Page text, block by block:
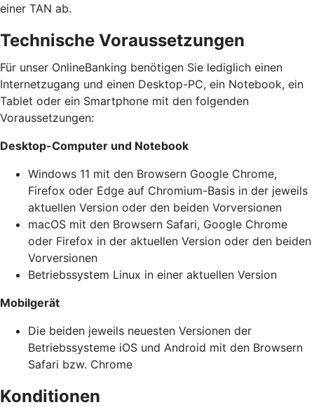
einer TAN ab.
Technische Voraussetzungen
Für unser OnlineBanking benötigen Sie lediglich einen
Internetzugang und einen Desktop-PC, ein Notebook, ein
Tablet oder ein Smartphone mit den folgenden
Voraussetzungen:
Desktop-Computer und Notebook
Windows 11 mit den Browsern Google Chrome,
Firefox oder Edge auf Chromium-Basis in der jeweils
aktuellen Version oder den beiden Vorversionen
macOS mit den Browsern Safari, Google Chrome
oder Firefox in der aktuellen Version oder den beiden
Vorversionen
Betriebssystem Linux in einer aktuellen Version
Mobilgerät
Die beiden jeweils neuesten Versionen der
Betriebssysteme iOS und Android mit den Browsern
Safari bzw. Chrome
Konditionen